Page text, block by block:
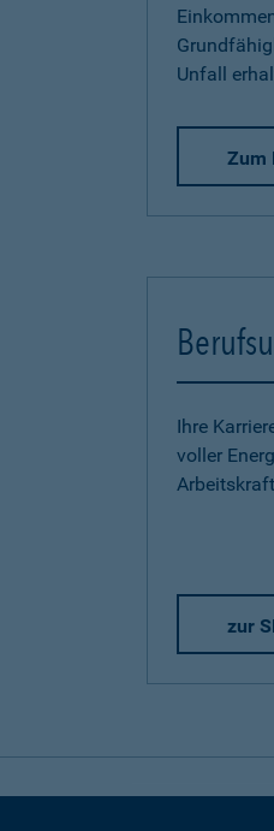
Unfall
Zum
Ihre
voller
zur